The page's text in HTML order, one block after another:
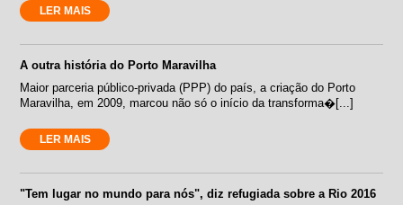
LER MAIS
A outra história do Porto Maravilha
Maior parceria público-privada (PPP) do país, a criação do Porto
Maravilha, em 2009, marcou não só o início da transforma�[...]
LER MAIS
"Tem lugar no mundo para nós", diz refugiada sobre a Rio 2016